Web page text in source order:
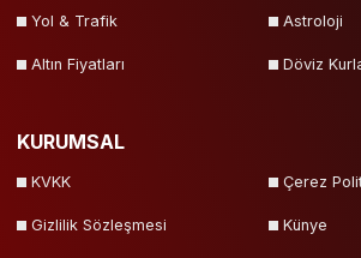
Yol & Trafik Astroloji
Altın Fiyatları Döviz
KURUMSAL
KVKK Çerez
Gizlilik Sözleşmesi Künye